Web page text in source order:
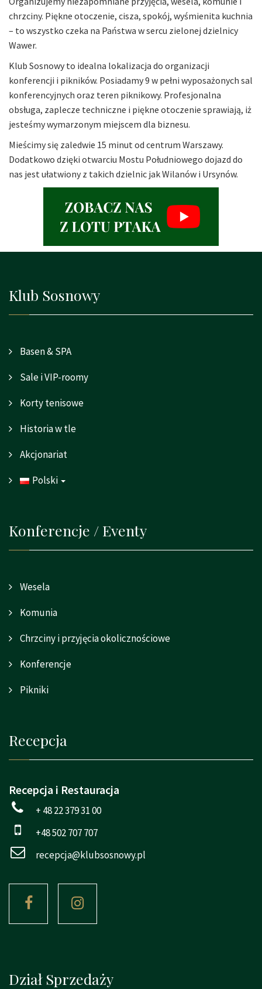
chrzciny. Piękne otoczenie, cisza, spokój, wyśmienita kuchnia
– to wszystko czeka na Państwa w sercu zielonej dzielnicy
Wawer.
Klub Sosnowy to idealna lokalizacja do organizacji
konferencji i pikników. Posiadamy 9 w pełni wyposażonych sal
konferencyjnych oraz teren piknikowy. Profesjonalna
obsługa, zaplecze techniczne i piękne otoczenie sprawiają, iż
jesteśmy wymarzonym miejscem dla biznesu.
Mieścimy się zaledwie 15 minut od centrum Warszawy.
Dodatkowo dzięki otwarciu Mostu Południowego dojazd do
nas jest ułatwiony z takich dzielnic jak Wilanów i Ursynów.
Klub Sosnowy
Basen & SPA
Sale i VIP-roomy
Korty tenisowe
Historia w tle
Akcjonariat
Polski
Konferencje / Eventy
Wesela
Komunia
Chrzciny i przyjęcia okolicznościowe
Konferencje
Pikniki
Recepcja
Recepcja i Restauracja
+ 48 22 379 31 00
+48 502 707 707
recepcja@klubsosnowy.pl
Dział Sprzedaży